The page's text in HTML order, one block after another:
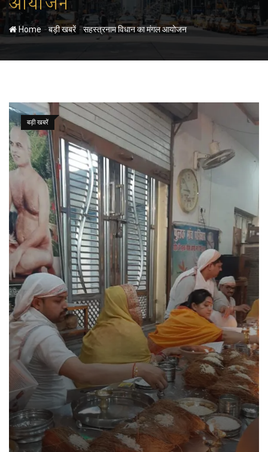
Home -बड़ी खबरें-सहस्त्रनाम विधान का मंगल आयोजन
बड़ी खबरें